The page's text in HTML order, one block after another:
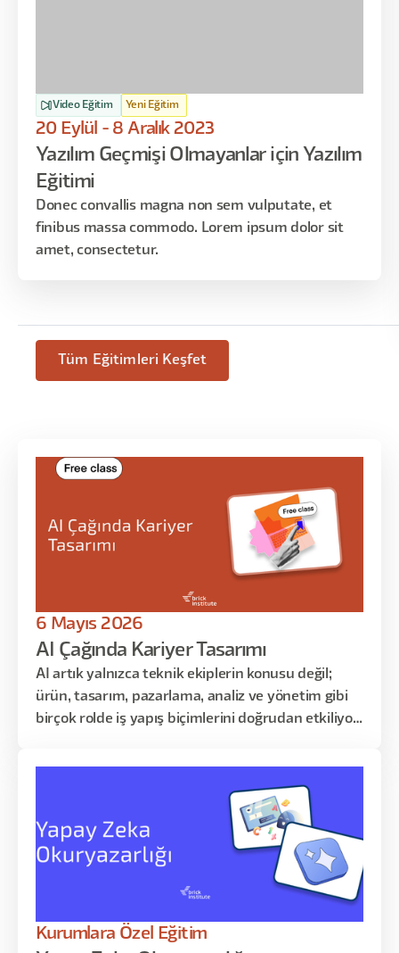
Video Eğitim Yeni Eğitim
20 Eylül - 8 Aralık 2023
Yazılım Geçmişi Olmayanlar için Yazılım
Eğitimi
Donec convallis magna non sem vulputate, et
finibus massa commodo. Lorem ipsum dolor sit
amet, consectetur.
Tüm Eğitimleri Keşfet
6 Mayıs 2026
AI Çağında Kariyer Tasarımı
AI artık yalnızca teknik ekiplerin konusu değil;
ürün, tasarım, pazarlama, analiz ve yönetim gibi
birçok rolde iş yapış biçimlerini doğrudan etkiliyor.
etkisini daha net okumayı; kendi rolünü
otomasyon, güçlendirme ve insan katkısı
açısından yeniden değerlendirmeyi ele alacağız.
Amaç, AI çağında nerede değer üreteceğini daha
iyi görmek ve bunu somut bir gelişim planına
Kurumlara Özel Eğitim